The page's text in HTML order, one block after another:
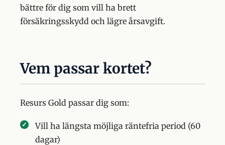
bättre för dig som vill ha brett
försäkringsskydd och lägre årsavgift.
Vem passar kortet?
Resurs Gold passar dig som:
Vill ha längsta möjliga räntefria period (60
dagar)